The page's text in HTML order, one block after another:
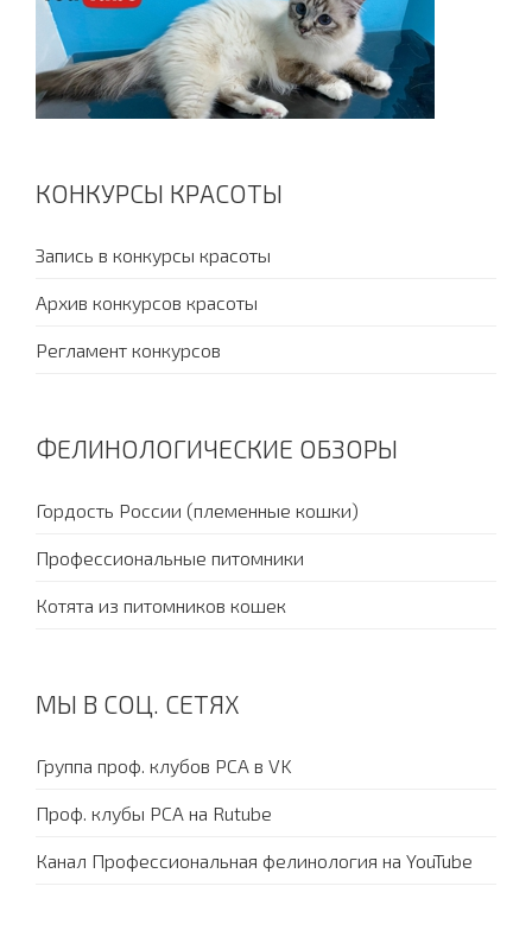
КОНКУРСЫ КРАСОТЫ
Запись в конкурсы красоты
Архив конкурсов красоты
Регламент конкурсов
ФЕЛИНОЛОГИЧЕСКИЕ ОБЗОРЫ
Гордость России (племенные кошки)
Профессиональные питомники
Котята из питомников кошек
МЫ В СОЦ. СЕТЯХ
Группа проф. клубов PCA в VK
Проф. клубы PCA на Rutube
Канал Профессиональная фелинология на YouTube